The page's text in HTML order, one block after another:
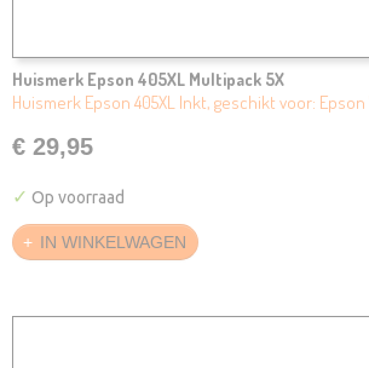
Huismerk Epson 405XL Multipack 5X
Huismerk Epson 405XL Inkt, geschikt voor:
€ 29,95
✓ Op voorraad
IN WINKELWAGEN